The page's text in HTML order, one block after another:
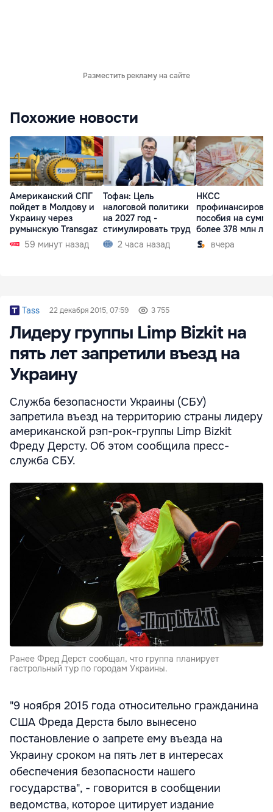
Разместить рекламу на сайте
Похожие новости
Американский СПГ
пойдет в Молдову и
Украину через
румынскую Transgaz
59 минут назад
Тофан: Цель
налоговой политики
на 2027 год -
стимулировать труд
2 часа назад
НКСС
пособия на сумму
более 378 млн
вчера
Tass 22 декабря 2015, 07:59 3 755
Лидеру группы Limp Bizkit на
пять лет запретили въезд на
Украину
Служба безопасности Украины (СБУ)
запретила въезд на территорию страны лидеру
американской рэп-рок-группы Limp Bizkit
Фреду Дерсту. Об этом сообщила пресс-
служба СБУ.
Ранее Фред Дерст сообщал, что группа планирует
гастрольный тур по городам Украины.
"9 ноября 2015 года относительно гражданина
США Фреда Дерста было вынесено
постановление о запрете ему въезда на
Украину сроком на пять лет в интересах
обеспечения безопасности нашего
государства", - говорится в сообщении
ведомства, которое цитирует издание